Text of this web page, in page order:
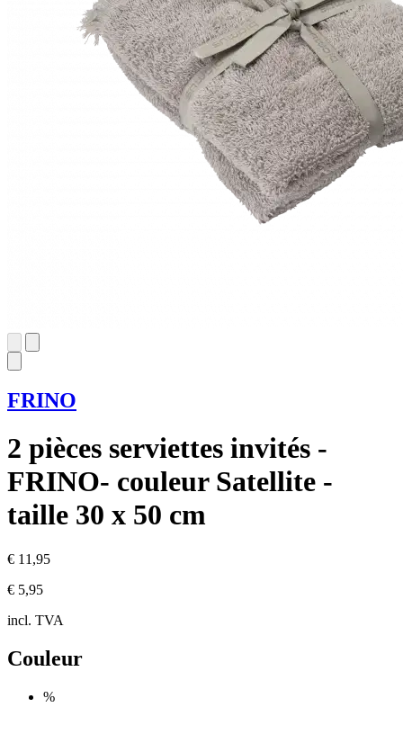
FRINO
2 pièces serviettes invités -
FRINO- couleur Satellite -
taille 30 x 50 cm
€ 11,95
€ 5,95
incl. TVA
Couleur
%